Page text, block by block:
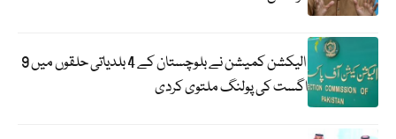
الیکشن کمیشن نے بلوچستان کے 4 بلدیاتی حلقوں میں 9
اگست کی پولنگ ملتوی کردی